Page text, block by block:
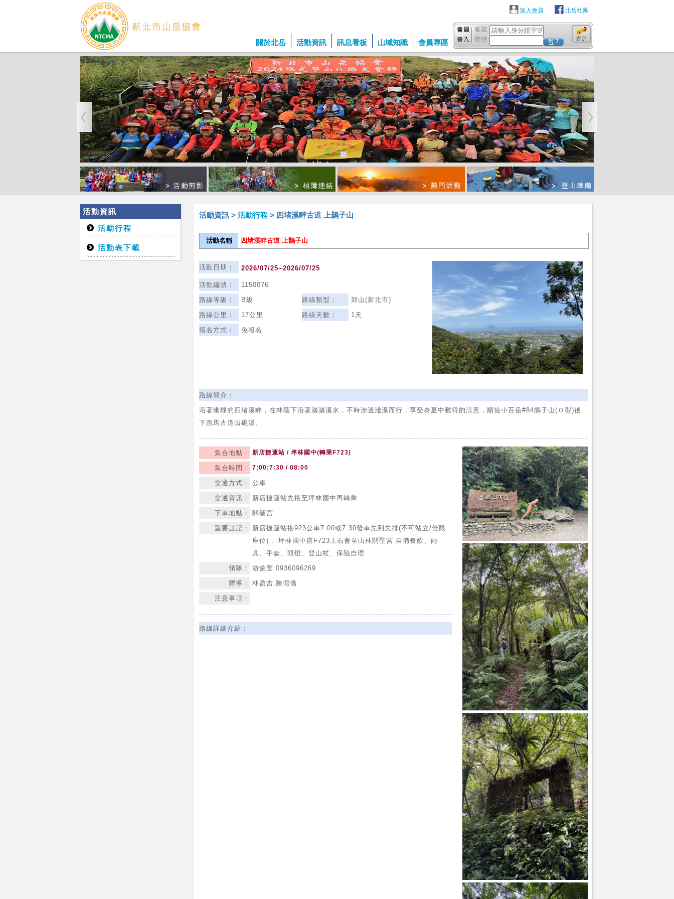
北岳社團
加入會員
會員專區
山域知識
訊息看板
活動資訊
關於北岳
活動資訊
活動行程
活動表下載
活動資訊 > 活動行程> 四堵溪畔古道 上鵲子山
活動名稱 四堵溪畔古道 上鵲子山
活動日期： 2026/07/25~2026/07/25
活動編號：
1150076
路線等級：
B級 路線類型：
郊山(新北市)
路線公里：
17公里 路線天數：
1天
報名方式：
免報名
路線簡介：
沿著幽靜的四堵溪畔，在林蔭下沿著潺潺溪水，不時涉過淺溪而行，享受炎夏中難得的涼意，順撿小百岳#84鵲子山(Ｏ型)後
下跑馬古道出礁溪。
集合地點： 新店捷運站 / 坪林國中(轉乘F723)
集合時間： 7:00;7:30 / 08:00
交通方式：
公車
交通資訊：
新店捷運站先搭至坪林國中再轉乘
下車地點：
關聖宮
重要註記：
新店捷運站搭923公車7:00或7:30發車先到先排(不可站立/僅限
座位)， 坪林國中搭F723上石曹至山林關聖宮 自備餐飲、雨
具、手套、頭燈、登山杖、保險自理
領隊：
游懿萱 0936096269
嚮導：
林盈吉,陳偲僑
注意事項：
路線詳細介紹：